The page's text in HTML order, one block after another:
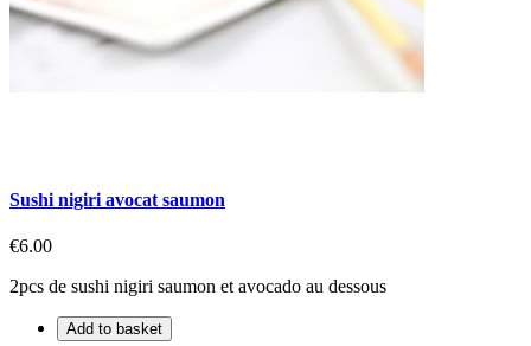
Sushi nigiri avocat saumon
€6.00
2pcs de sushi nigiri saumon et avocado au dessous
Add to basket